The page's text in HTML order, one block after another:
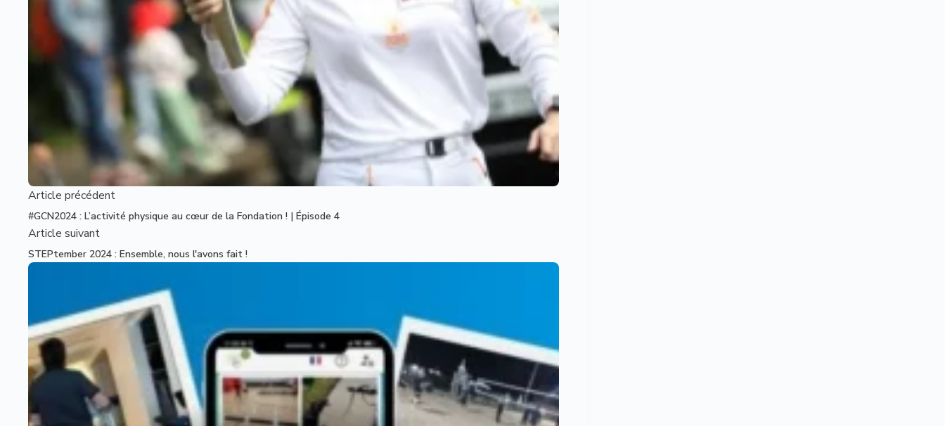
Article précédent
#GCN2024 : L’activité physique au cœur de la Fondation ! | Épisode 4
Article suivant
STEPtember 2024 : Ensemble, nous l'avons fait !